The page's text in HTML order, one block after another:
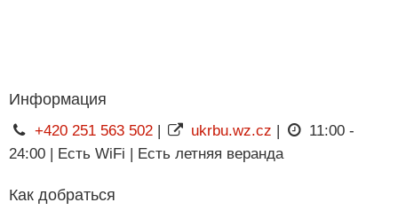
Информация
+420 251 563 502| ukrbu.wz.cz
11:00 -
24:00 | Есть WiFi | Есть летняя веранда
Как добраться